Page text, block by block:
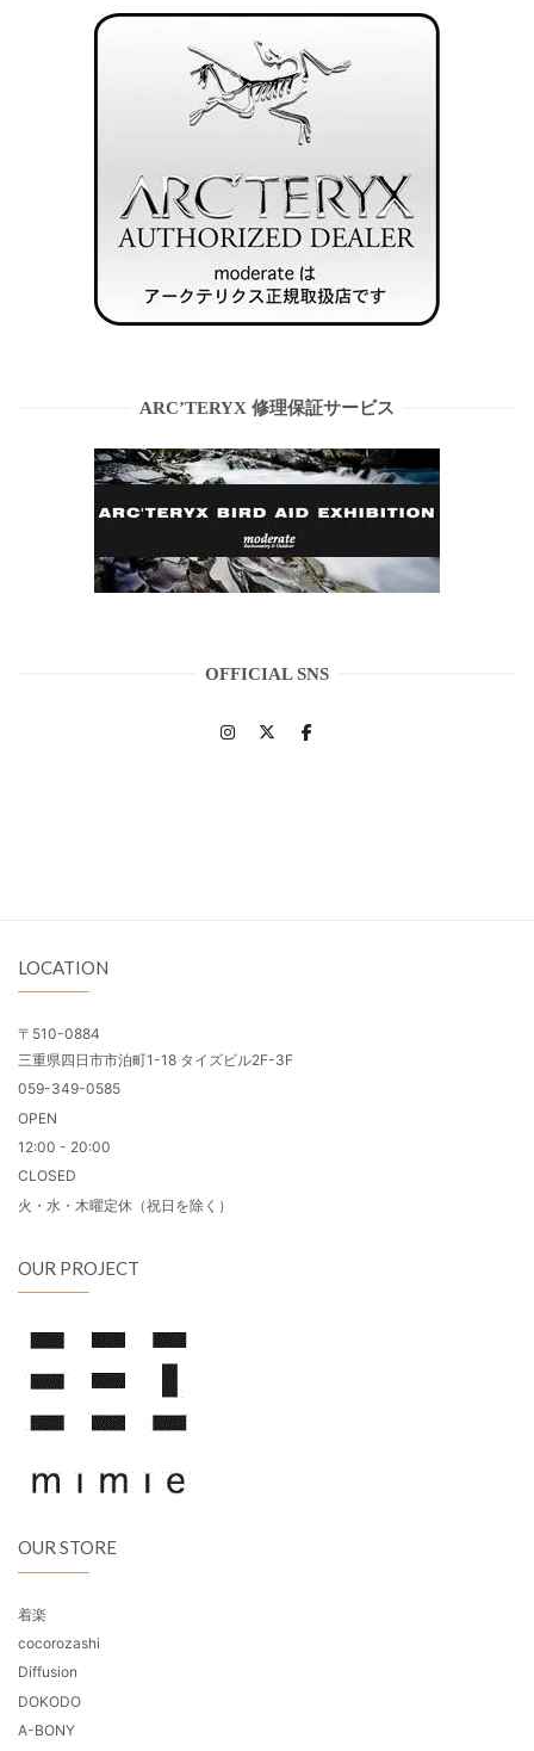
ARC’TERYX 修理保証サービス
OFFICIAL SNS
LOCATION
〒510-0884
三重県四日市市泊町1-18 タイズビル2F-3F
059-349-0585
OPEN
12:00 - 20:00
CLOSED
火・水・木曜定休（祝日を除く）
OUR PROJECT
OUR STORE
着楽
cocorozashi
Diffusion
DOKODO
A-BONY